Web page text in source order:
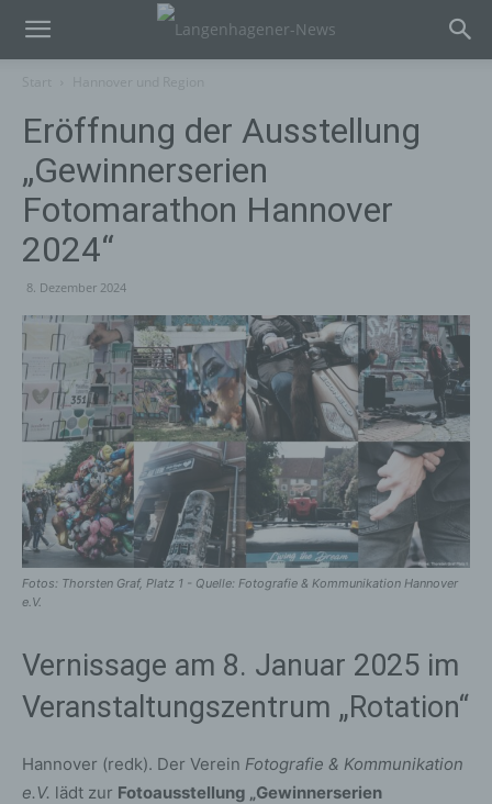
Eröffnung der Ausstellung
„Gewinnerserien
Fotomarathon Hannover
2024“
8. Dezember 2024
Fotos: Thorsten Graf, Platz 1 - Quelle: Fotografie & Kommunikation Hannover
e.V.
Vernissage am 8. Januar 2025 im
Veranstaltungszentrum „Rotation“
Hannover (redk). Der Verein Fotografie & Kommunikation
e.V. lädt zur Fotoausstellung „Gewinnerserien